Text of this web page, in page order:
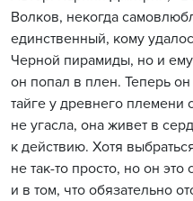
Волков, некогда
единственный, кому
Черной пирамиды, но и
он попал в плен. Теперь
тайге у древнего племени
не угасла, она живет в
к действию. Хотя
не так-то просто, но он
и в том, что обязательно